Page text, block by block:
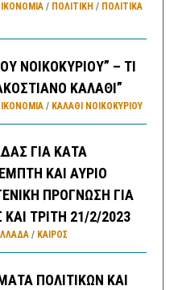
/ ΠΟΛΙΤΙΚΗ / ΠΟΛΙΤΙΚΆ
ΝΟΙΚΟΚΥΡΙΟΥ” – ΤΙ
ΚΑΛΑΘΙ”
/ ΚΑΛΑΘΙ ΝΟΙΚΟΚΥΡΙΟΥ
ΓΙΑ ΚΑΤΑ
ΚΑΙ ΑΥΡΙΟ
ΠΡΟΓΝΩΣΗ ΓΙΑ
ΤΡΙΤΗ 21/2/2023
/ ΚΑΙΡΌΣ
ΠΟΛΙΤΙΚΩΝ ΚΑΙ